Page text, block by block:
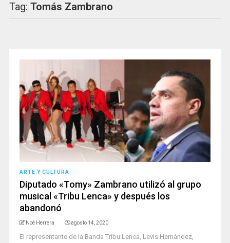
Tag: Tomás Zambrano
ARTE Y CULTURA
Diputado «Tomy» Zambrano utilizó al grupo
musical «Tribu Lenca» y después los
abandonó
Noé Herrera agosto 14, 2020
El representante de la Banda Tribu Lenca, Levis Hernández,